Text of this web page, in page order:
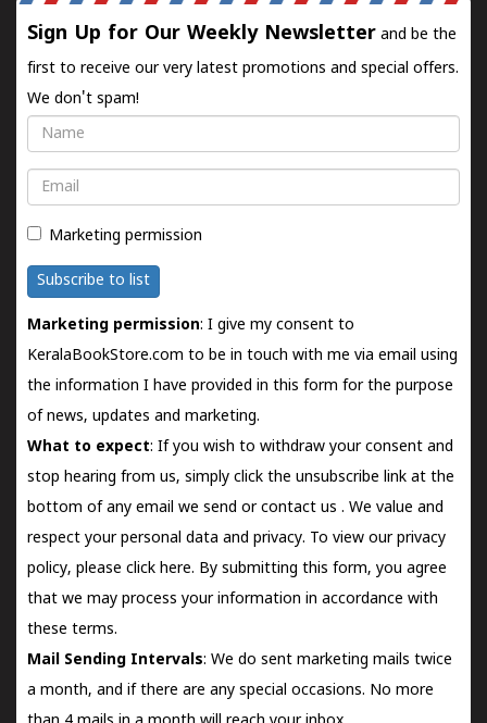
Sign Up for Our Weekly Newsletter and be the
first to receive our very latest promotions and special offers.
We don't spam!
Name
Email
Marketing permission
Subscribe to list
Marketing permission: I give my consent to
KeralaBookStore.com to be in touch with me via email using
the information I have provided in this form for the purpose
of news, updates and marketing.
What to expect: If you wish to withdraw your consent and
stop hearing from us, simply click the unsubscribe link at the
bottom of any email we send orcontact us . We value and
respect your personal data and privacy. To view our privacy
policy, please click here. By submitting this form, you agree
that we may process your information in accordance with
these terms.
Mail Sending Intervals: We do sent marketing mails twice
a month, and if there are any special occasions. No more